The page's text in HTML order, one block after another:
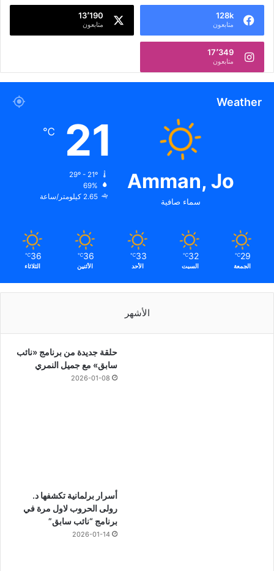
128k
متابعون
13٬190
متابعون
17٬349
متابعون
Weather
Amman, Jo
سماء صافية
21
℃
69%
2.65 كيلومتر/ساعة
29
℃
الجمعة
32
℃
السبت
33
℃
الأحد
36
℃
الأثنين
36
℃
الثلاثاء
الأشهر
حلقة جديدة من برنامج «نائب
سابق» مع جميل النمري
2026-01-08
أسرار برلمانية تكشفها د.
رولى الحروب لاول مرة في
برنامج “نائب سابق”
2026-01-14